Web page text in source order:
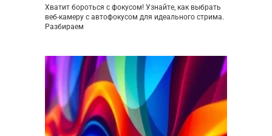
Хватит бороться с фокусом! Узнайте, как выбрать
веб-камеру с автофокусом для идеального стрима.
Разбираем